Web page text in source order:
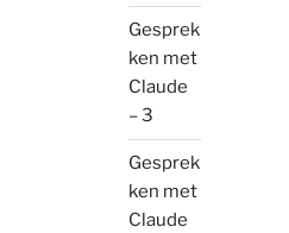
Gesprek
ken met
Claude
– 3
Gesprek
ken met
Claude